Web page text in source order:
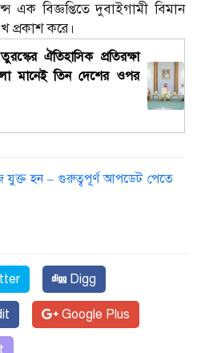
এক বিজ্ঞপ্তিতে দুবাইগামী বিমান
করে।
ঐতিহাসিক প্রতিরক্ষা
মানেই তিন দেশের ওপর
হন – গুরুত্বপূর্ণ আপডেট পেতে
Digg
Google Plus